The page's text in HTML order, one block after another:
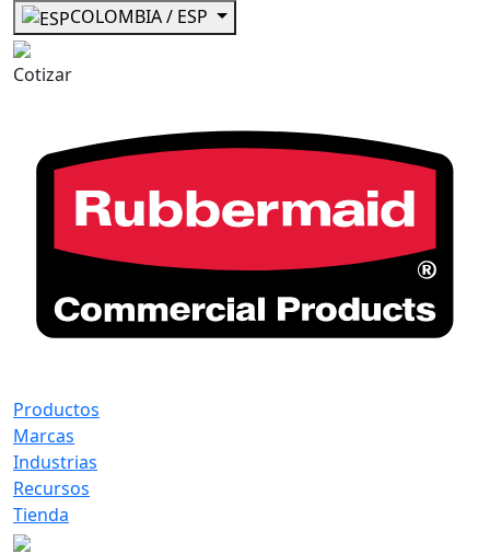
COLOMBIA / ESP
Cotizar
Productos
Marcas
Industrias
Recursos
Tienda